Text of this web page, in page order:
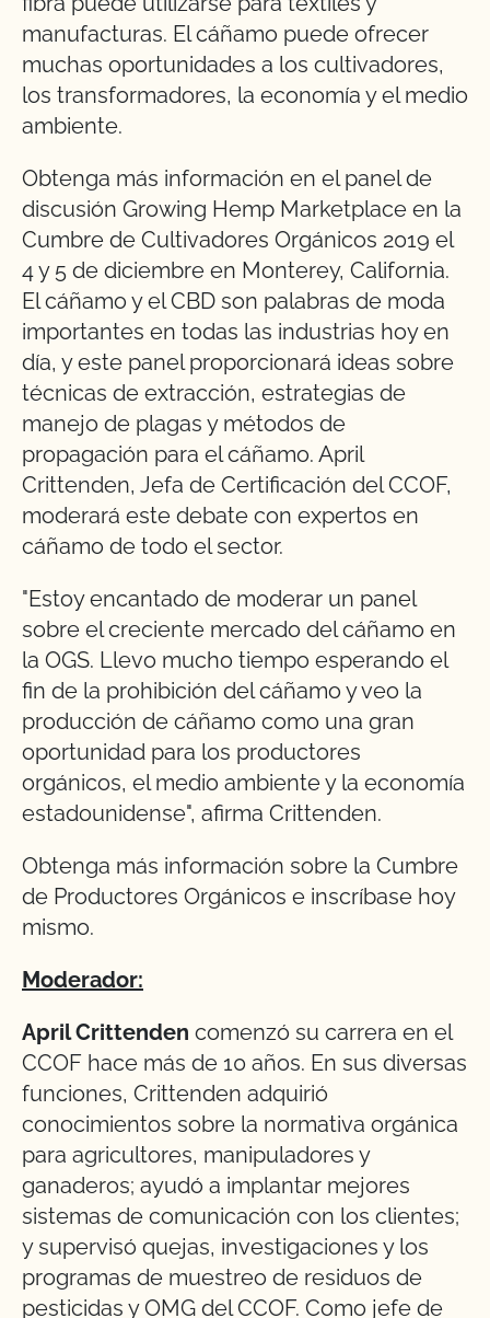
manufacturas. El cáñamo puede ofrecer
muchas oportunidades a los cultivadores,
los transformadores, la economía y el medio
ambiente.
Obtenga más información en el panel de
discusión Growing Hemp Marketplace en la
Cumbre de Cultivadores Orgánicos 2019 el
4 y 5 de diciembre en Monterey, California.
El cáñamo y el CBD son palabras de moda
importantes en todas las industrias hoy en
día, y este panel proporcionará ideas sobre
técnicas de extracción, estrategias de
manejo de plagas y métodos de
propagación para el cáñamo. April
Crittenden, Jefa de Certificación del CCOF,
moderará este debate con expertos en
cáñamo de todo el sector.
"Estoy encantado de moderar un panel
sobre el creciente mercado del cáñamo en
la OGS. Llevo mucho tiempo esperando el
fin de la prohibición del cáñamo y veo la
producción de cáñamo como una gran
oportunidad para los productores
orgánicos, el medio ambiente y la economía
estadounidense", afirma Crittenden.
Obtenga más información sobre la Cumbre
de Productores Orgánicos e inscríbase hoy
mismo.
Moderador:
April Crittenden comenzó su carrera en el
CCOF hace más de 10 años. En sus diversas
funciones, Crittenden adquirió
conocimientos sobre la normativa orgánica
para agricultores, manipuladores y
ganaderos; ayudó a implantar mejores
sistemas de comunicación con los clientes;
y supervisó quejas, investigaciones y los
programas de muestreo de residuos de
pesticidas y OMG del CCOF. Como jefe de